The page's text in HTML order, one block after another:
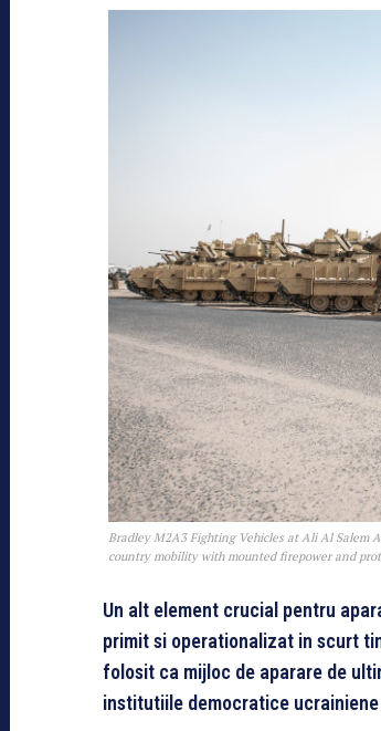
Bradley M2A3 Fighting Vehicles at Ali Al Salem
country mobility with mounted firepower and
Un alt element crucial pentru
primit si operationalizat in scurt
folosit ca mijloc de aparare de
institutiile democratice